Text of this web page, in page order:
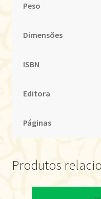
Peso
Dimensões
ISBN
Editora
Páginas
Produtos